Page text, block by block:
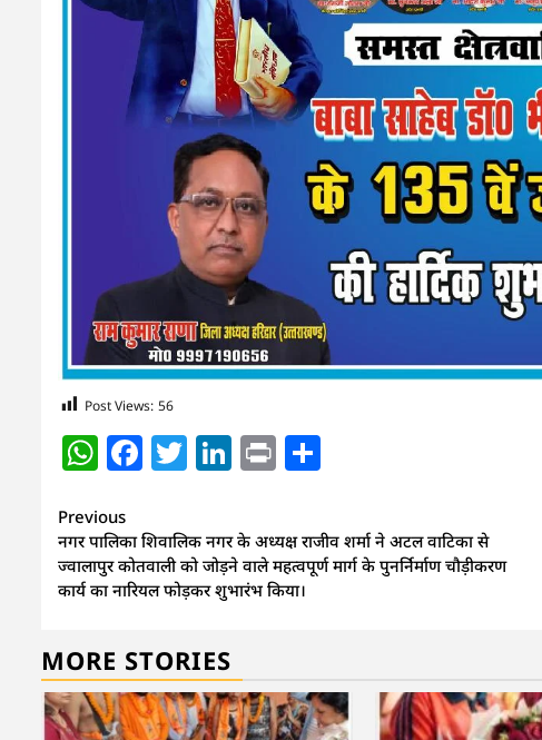
Post Views: 56
WhatsApp
Facebook
Twitter
LinkedIn
Print
Continue
Reading
Previous
नगर पालिका शिवालिक नगर के अध्यक्ष राजीव शर्मा ने अटल वाटिका से
ज्वालापुर कोतवाली को जोड़ने वाले महत्वपूर्ण मार्ग के पुनर्निर्माण चौड़ीकरण
कार्य का नारियल फोड़कर शुभारंभ किया।
MORE STORIES